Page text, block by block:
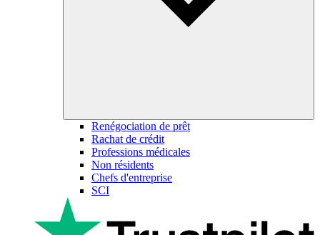
Renégociation de prêt
Rachat de crédit
Professions médicales
Non résidents
Chefs d'entreprise
SCI